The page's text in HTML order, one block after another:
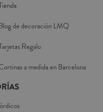
de decoración LMQ
Regalo
a medida en Barcelona